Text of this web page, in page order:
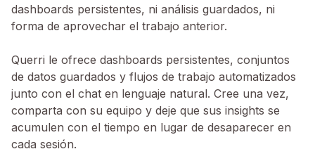
dashboards persistentes, ni análisis guardados, ni
forma de aprovechar el trabajo anterior.
Querri le ofrece dashboards persistentes, conjuntos
de datos guardados y flujos de trabajo automatizados
junto con el chat en lenguaje natural. Cree una vez,
comparta con su equipo y deje que sus insights se
acumulen con el tiempo en lugar de desaparecer en
cada sesión.